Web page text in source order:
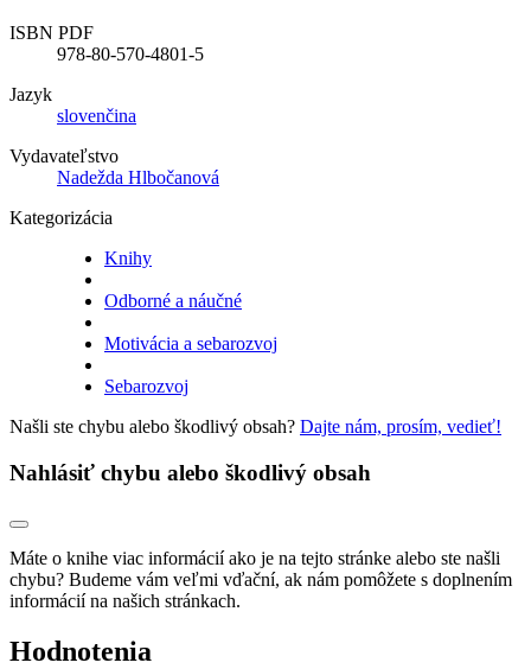
ISBN PDF
978-80-570-4801-5
Jazyk
slovenčina
Vydavateľstvo
Nadežda Hlbočanová
Kategorizácia
Knihy
Odborné a náučné
Motivácia a sebarozvoj
Sebarozvoj
Našli ste chybu alebo škodlivý obsah? Dajte nám, prosím, vedieť!
Nahlásiť chybu alebo škodlivý obsah
Máte o knihe viac informácií ako je na tejto stránke alebo ste našli
chybu? Budeme vám veľmi vďační, ak nám pomôžete s doplnením
informácií na našich stránkach.
Hodnotenia